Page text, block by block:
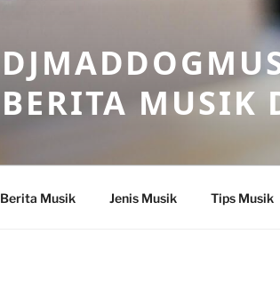
BERITA MUSIK
Berita Musik Jenis Musik Tips Musik